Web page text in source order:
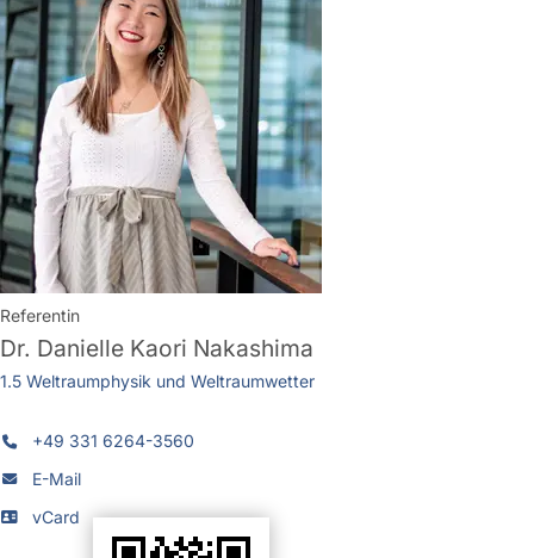
Referentin
Dr. Danielle Kaori Nakashima
1.5 Weltraumphysik und Weltraumwetter
+49 331 6264-3560
E-Mail
vCard